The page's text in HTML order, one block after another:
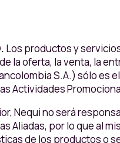
Los productos y
la oferta, la venta, la
S.A.) sólo es
Actividades
Nequi no será
Aliadas, por lo que al
de los productos o